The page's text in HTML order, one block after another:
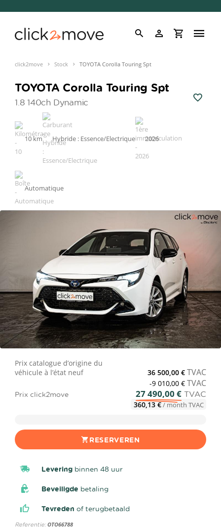
click2move Stock TOYOTA Corolla Touring Spt
TOYOTA Corolla Touring Spt
1.8 140ch Dynamic
10 km Hybride : Essence/Electrique 2026
Automatique
Prix catalogue d’origine du
véhicule à l’état neuf
36 500,00 € TVAC
-9 010,00 € TVAC
Prix click2move 27 490,00 € TVAC
360,13 €/ month TVAC
RESERVEREN
Levering binnen 48 uur
Beveiligde betaling
Tevreden of terugbetaald
Referentie: OTO66788